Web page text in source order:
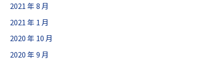
2021 年 8 月
2021 年 1 月
2020 年 10 月
2020 年 9 月